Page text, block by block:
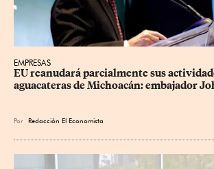
EMPRESAS
EU reanudará parcialmente sus
aguacateras de Michoacán: embajador
Por Redacción El Economista